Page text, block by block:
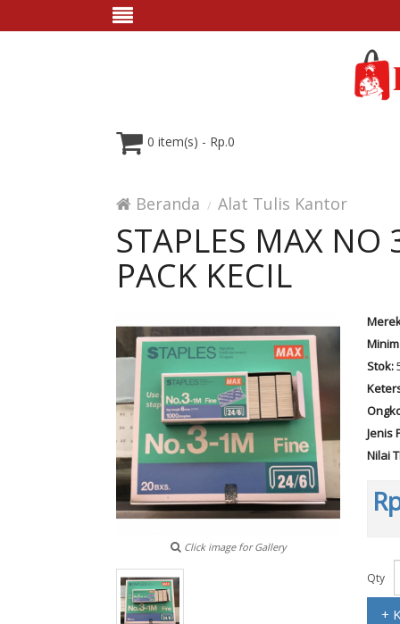
0 item(s) - Rp.0
Beranda Alat Tulis Kantor
STAPLES MAX
PACK KECIL
Click image for Gallery
Stok:
Jenis
Nilai
Qty
+